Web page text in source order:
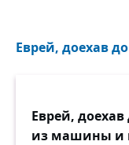
Еврей, доехав
Еврей,
из машины и